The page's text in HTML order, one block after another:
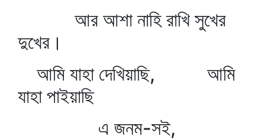
আর আশা নাহি রাখি সুখের
দুখের।
আমি যাহা দেখিয়াছি, আমি
যাহা পাইয়াছি
এ জনম-সই,